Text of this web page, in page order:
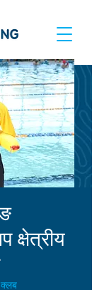
क्षेत्रीय
क्लब